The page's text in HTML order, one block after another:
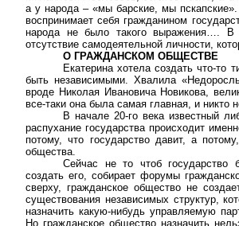
а у народа – «мы барские, мы
воспринимает себя гражданином
народа не было такого выражения…. В
отсутствие самодеятельной личности,
О ГРАЖДАНСКОМ ОБЩЕСТВЕ
Екатерина хотела создать что-то
быть независимыми. Хвалила
вроде Николая Ивановича Новикова,
все-таки она была самая главная, и никто
В начале 20-го века известный
распухание государства происходит
потому, что государство давит, а
общества.
Сейчас не то чтоб государство
создать его, собирает форумы
сверху, гражданское общество не
существования независимых структур,
назначить какую-нибудь управляемую
Но гражданское общество назначить